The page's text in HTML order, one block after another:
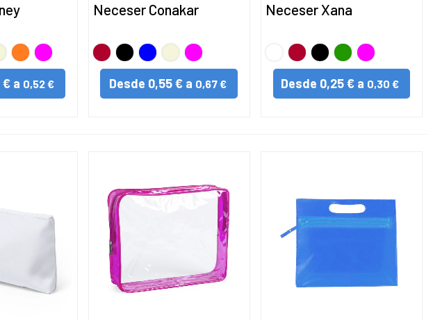
NARANJA
FUCSIA
a 0,52 €
Neceser Conakar
Rojo NegroAZULBEIGFUCSIA
Desde 0,55 € a 0,67 €
Neceser Xana
BLANCO
Rojo NegroVERDEFUCSIA
Desde 0,25 € a 0,30 €